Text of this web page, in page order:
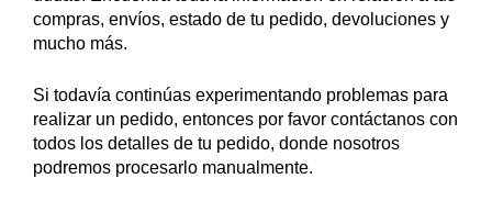
compras, envíos, estado de tu pedido, devoluciones y
mucho más.
Si todavía continúas experimentando problemas para
realizar un pedido, entonces por favor contáctanos con
todos los detalles de tu pedido, donde nosotros
podremos procesarlo manualmente.